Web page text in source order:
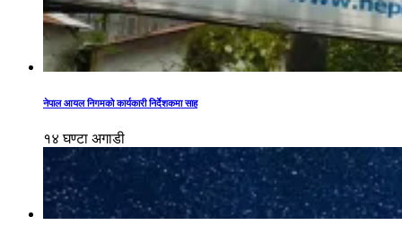
नेपाल आयल निगमको कार्यकारी निर्देशकमा साह
१४ घण्टा अगाडी